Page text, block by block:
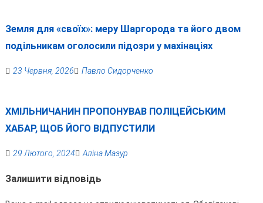
Земля для «своїх»: меру Шаргорода та його двом
подільникам оголосили підозри у махінаціях
23 Червня, 2026 Павло Сидорченко
ХМІЛЬНИЧАНИН ПРОПОНУВАВ ПОЛІЦЕЙСЬКИМ
ХАБАР, ЩОБ ЙОГО ВІДПУСТИЛИ
29 Лютого, 2024 Аліна Мазур
Залишити відповідь